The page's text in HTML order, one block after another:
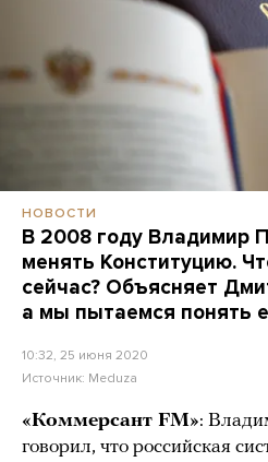
НОВОСТИ
В 2008 году Владимир
менять Конституцию.
сейчас? Объясняет
а мы пытаемся понять
10:32, 25 июня 2020
Источник: Meduza
«Коммерсант FM»:
говорил, что российская